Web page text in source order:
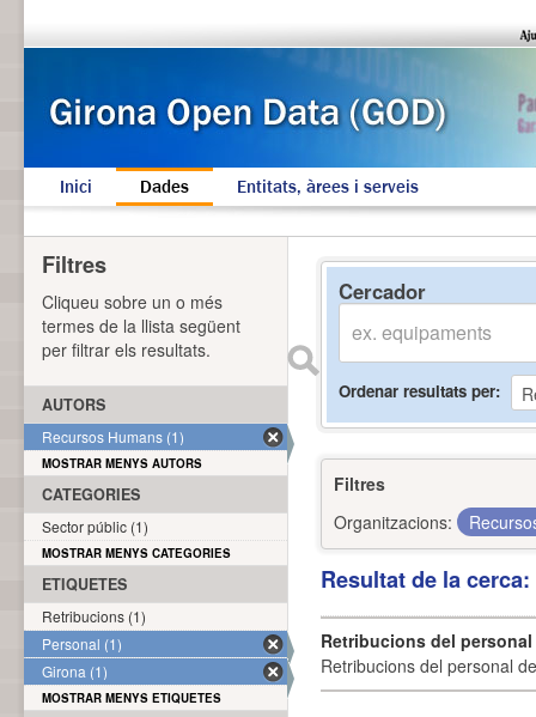
Inici Dades Entitats, àrees i serveis
Cercador
Ordenar resultats per
Filtres
Organitzacions:
Resultat de la
Retribucions del
Retribucions del personal
Filtres
Cliqueu sobre un o més
termes de la llista següent
per filtrar els resultats.
AUTORS
Recursos Humans (1)
MOSTRAR MENYS AUTORS
CATEGORIES
Sector públic (1)
MOSTRAR MENYS CATEGORIES
ETIQUETES
Retribucions (1)
Personal (1)
Girona (1)
MOSTRAR MENYS ETIQUETES